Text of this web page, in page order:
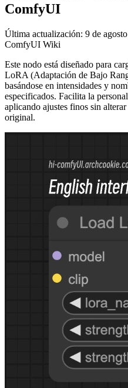
ComfyUI
Última actualización: 9 de
ComfyUI Wiki
Este nodo está diseñado para
LoRA (Adaptación de Bajo
basándose en intensidades y
especificados. Facilita la
aplicando ajustes finos sin
original.